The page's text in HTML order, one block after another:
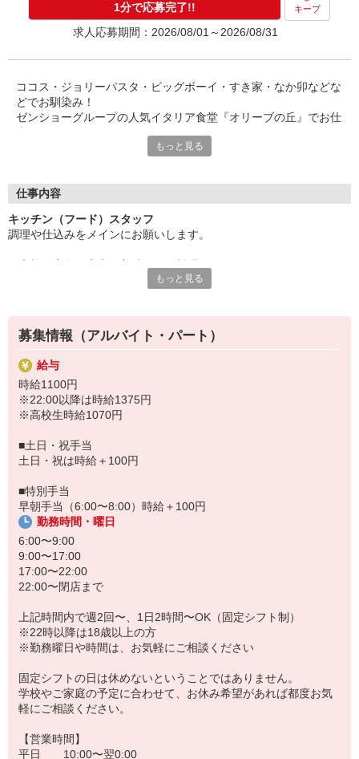
早朝手当（6:00〜8:00）時給＋100円
1分で応募完了!! キープ
求人応募期間：2026/08/01～2026/08/31
ココス・ジョリーパスタ・ビッグボーイ・すき家・なか卯などな
どでお馴染み！
ゼンショーグループの人気イタリア食堂『オリーブの丘』でお仕
◎プライベートでも役立つスキルを身につけたい
万全の研修体制でしっかりとお教えするので
未経験の方も安心してチャレンジしてくださいね！
固定シフトで予定も立てやすい♪
曜日・時間はご相談ください。
「家事の空いた時間に扶養内で」
「土日祝メインで安定収入」
などなど、希望があれば遠慮なくご相談を♪
もっと見る
仕事内容
キッチン（フード）スタッフ
調理や仕込みをメインにお願いします。
もっと見る
募集情報（アルバイト・パート）
給与
時給1100円
※22:00以降は時給1375円
※高校生時給1070円
■土日・祝手当
土日・祝は時給＋100円
■特別手当
早朝手当（6:00〜8:00）時給＋100円
勤務時間・曜日
6:00〜9:00
9:00〜17:00
17:00〜22:00
22:00〜閉店まで
上記時間内で週2回〜、1日2時間〜OK（固定シフト制）
※22時以降は18歳以上の方
※勤務曜日や時間は、お気軽にご相談ください
固定シフトの日は休めないということではありません。
学校やご家庭の予定に合わせて、お休み希望があれば都度お気
軽にご相談ください。
【営業時間】
平日 10:00〜翌0:00